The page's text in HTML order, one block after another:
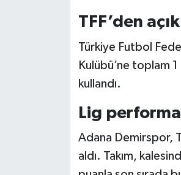
TFF’den
Türkiye Futbol
Kulübü’ne toplam
kullandı.
Lig
Adana Demirspor,
aldı. Takım,